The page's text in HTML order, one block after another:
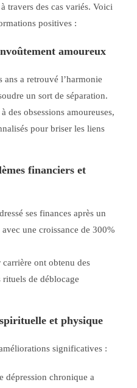
travers des cas variés. Voici
positives :
amoureux
ans a retrouvé l’harmonie
un sort de séparation.
des obsessions amoureuses,
pour briser les liens
financiers et
ses finances après un
une croissance de 300%
carrière ont obtenu des
rituels de déblocage
et physique
significatives :
dépression chronique a